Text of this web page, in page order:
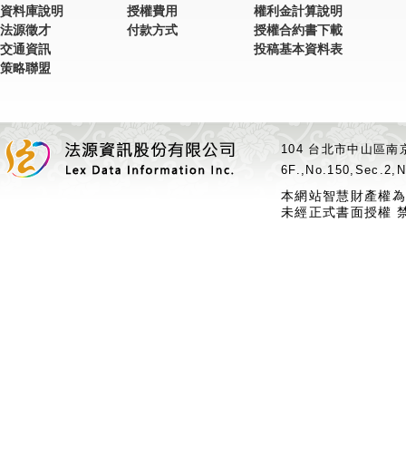
資料庫說明
法源徵才
交通資訊
策略聯盟
授權費用
付款方式
權利金計算說明
授權合約書下載
投稿基本資料表
104 台北市中山區
本網站智慧財產權
未經正式書面授權